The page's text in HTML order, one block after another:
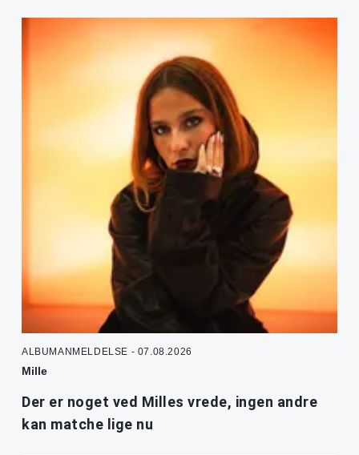
ALBUMANMELDELSE - 07.08.2026
Mille
Der er noget ved Milles vrede, ingen andre
kan matche lige nu